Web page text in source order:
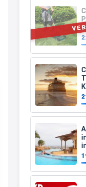
müsste
VOR
17:06
Och